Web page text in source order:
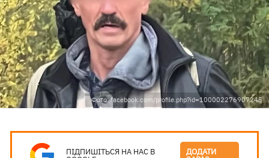
Фото: facebook.com/profile.php?id=100002276907245
ПІДПИШІТЬСЯ НА НАС В ДОДАТИ